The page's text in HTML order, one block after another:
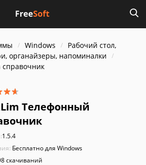
Windows
Рабочий стол,
органайзеры, напоминалки
Телефонный
1.5.4
Бесплатно для Windows
скачиваний